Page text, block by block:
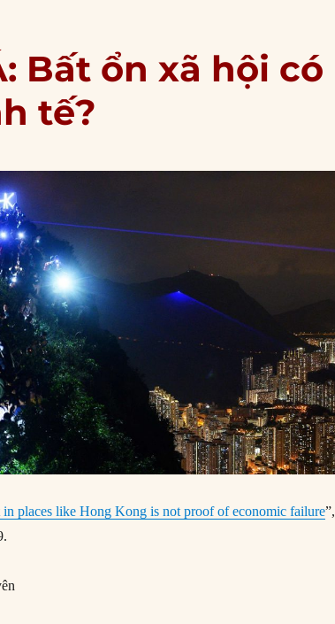
Bất ổn xã hội có
tế?
in places like Hong Kong is not proof of economic failure”,